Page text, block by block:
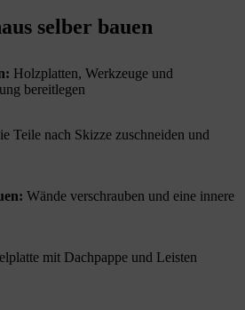
selber bauen
Holzplatten, Werkzeuge und
bereitlegen
Teile nach Skizze zuschneiden und
Wände verschrauben und eine innere
mit Dachpappe und Leisten